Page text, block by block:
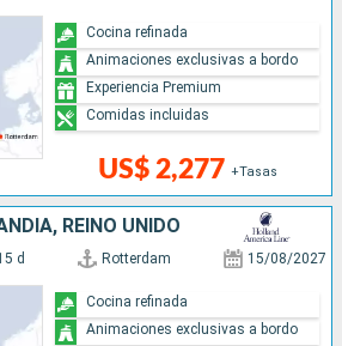
US$ 2,277 +Tasas
Cocina refinada
Animaciones exclusivas a bordo
Experiencia Premium
Comidas incluidas
REINO UNIDO
d Rotterdam 15/08/2027
Cocina refinada
Animaciones exclusivas a bordo